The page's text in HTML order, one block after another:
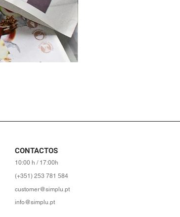
CONTACTOS
10:00 h / 17:00h
(+351) 253 781 584
customer@simplu.pt
info@simplu.pt